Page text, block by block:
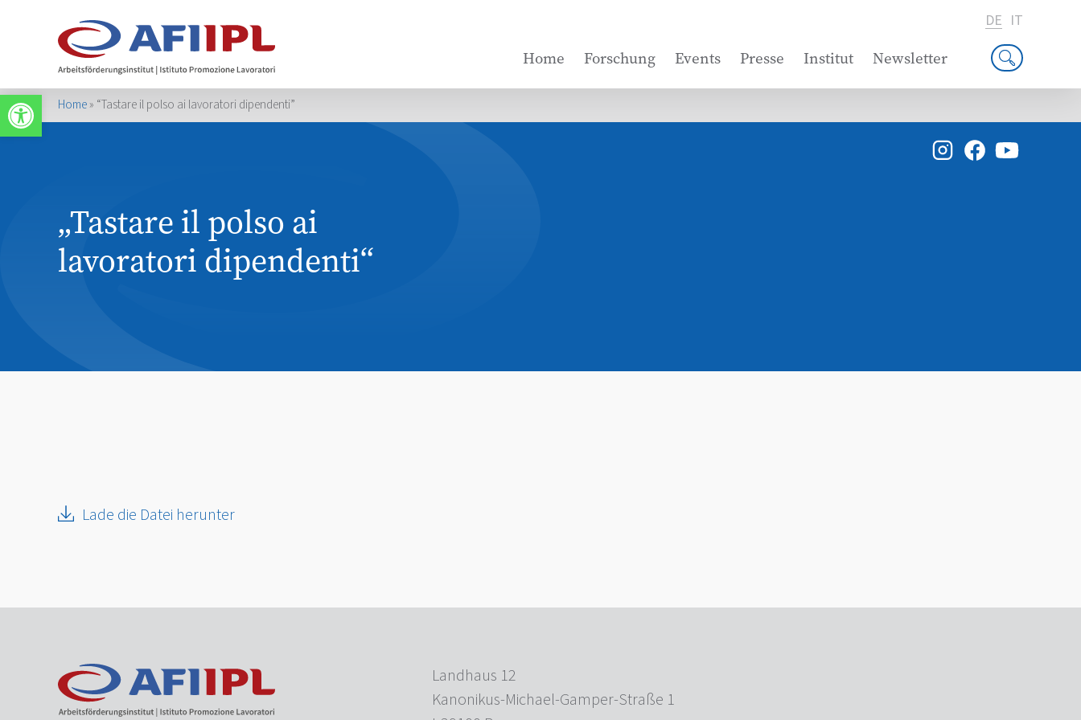
Werkzeugleiste öffnen
Home Forschung Events Presse Institut Newsletter
DE IT
Home» “Tastare il polso ai lavoratori dipendenti”
„Tastare il polso ai
lavoratori dipendenti“
Lade die Datei herunter
Landhaus 12
Kanonikus-Michael-Gamper-Straße 1